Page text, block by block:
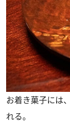
お着き菓子には
れる。